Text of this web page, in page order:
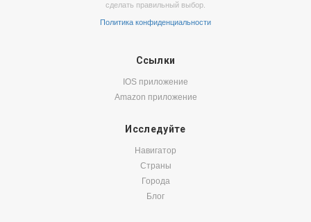
сделать правильный выбор.
Политика конфиденциальности
Ссылки
IOS приложение
Amazon приложение
Исследуйте
Навигатор
Страны
Города
Блог